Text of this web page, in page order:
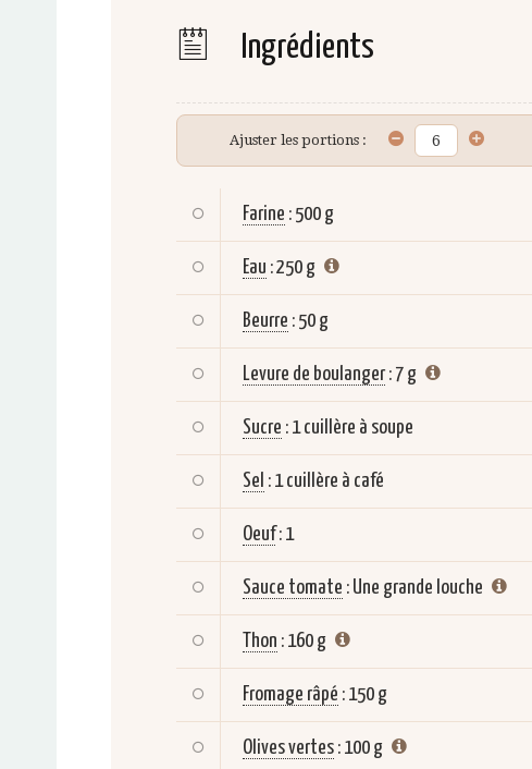
Ingrédients
Ajuster les portions :
Farine : 500 g
Eau :250 g
Beurre : 50 g
Levure de boulanger : 7 g
Sucre : 1 cuillère à soupe
Sel : 1 cuillère à café
Oeuf : 1
Sauce tomate : Une grande louche
Thon : 160 g
Fromage râpé : 150 g
Olives vertes : 100 g